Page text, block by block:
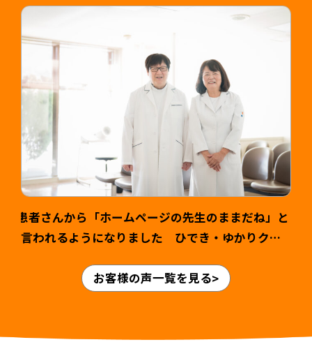
患者さんから「ホームページの先生のままだね」と
言われるようになりました ひでき・ゆかりクリ
お客様の声一覧を見る